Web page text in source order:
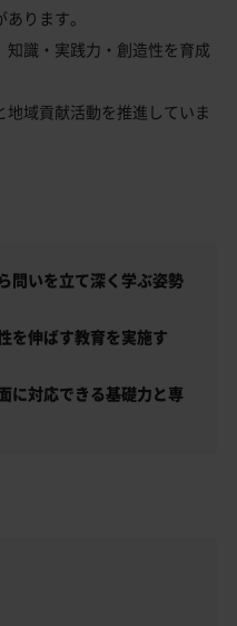
ります。
識・実践力・創造性を育成
域貢献活動を推進していま
問いを立て深く学ぶ姿勢
を伸ばす教育を実施す
に対応できる基礎力と専